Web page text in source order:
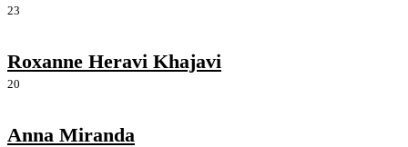
23
Roxanne Heravi Khajavi
20
Anna Miranda